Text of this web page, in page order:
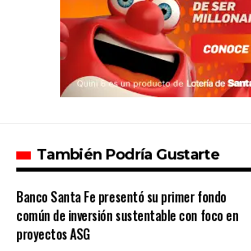
También Podría Gustarte
Banco Santa Fe presentó su primer fondo
común de inversión sustentable con foco en
proyectos ASG